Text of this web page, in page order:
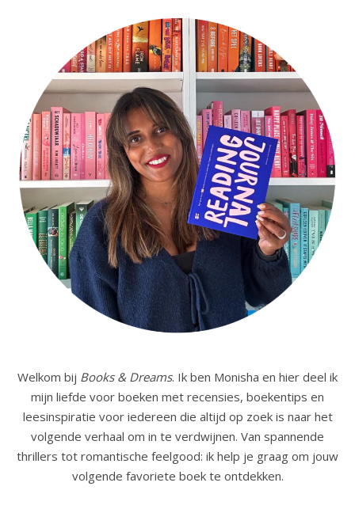
Welkom bij Books & Dreams. Ik ben Monisha en hier deel ik
mijn liefde voor boeken met recensies, boekentips en
leesinspiratie voor iedereen die altijd op zoek is naar het
volgende verhaal om in te verdwijnen. Van spannende
thrillers tot romantische feelgood: ik help je graag om jouw
volgende favoriete boek te ontdekken.